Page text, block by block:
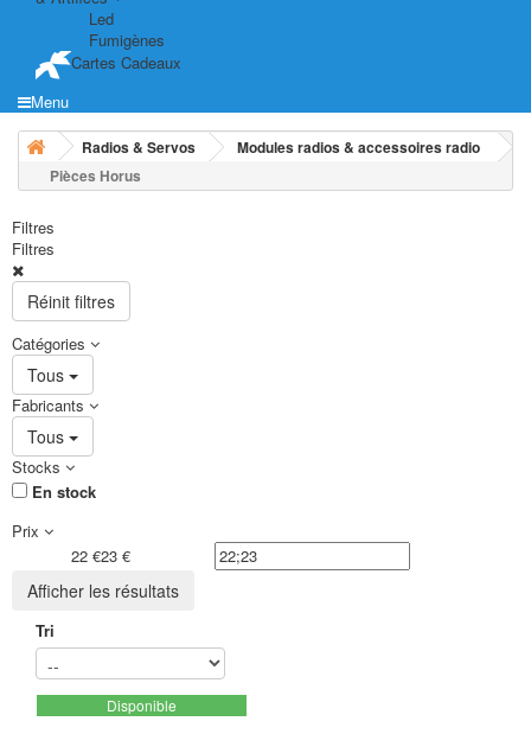
Led
Fumigènes
Cartes Cadeaux
Menu
Radios & Servos
Modules radios & accessoires radio
Pièces Horus
Filtres
Filtres
Réinit filtres
Catégories
Tous
Fabricants
Tous
Stocks
En stock
Prix
22 €23 €
Afficher les résultats
Tri
Disponible